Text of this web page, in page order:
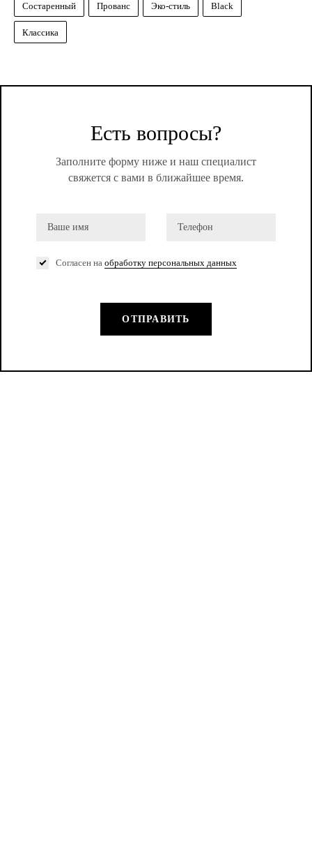
Состаренный Прованс Эко-стиль Black
Классика
Есть вопросы?
Заполните форму ниже и наш специалист
свяжется с вами в ближайшее время.
Согласен на обработку персональных данных
ОТПРАВИТЬ